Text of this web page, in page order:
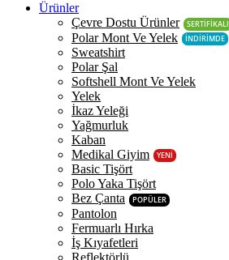
Ürünler
Çevre Dostu Ürünler
SERTİFİKALI
Polar Mont Ve Yelek İNDİRİMDE
Sweatshirt
Polar Şal
Softshell Mont Ve Yelek
Yelek
İkaz Yeleği
Yağmurluk
Kaban
Medikal Giyim
YENİ
Basic Tişört
Polo Yaka Tişört
Bez Çanta
POPÜLER
Pantolon
Fermuarlı Hırka
İş Kıyafetleri
Reflektörlü